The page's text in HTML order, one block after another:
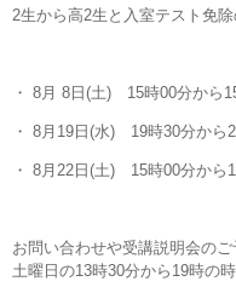
2生から高2生と入室テスト免除
・ 8月 8日(土) 15時00分から
・ 8月19日(水) 19時30分から
・ 8月22日(土) 15時00分から
お問い合わせや受講説明会の
土曜日の13時30分から19時の